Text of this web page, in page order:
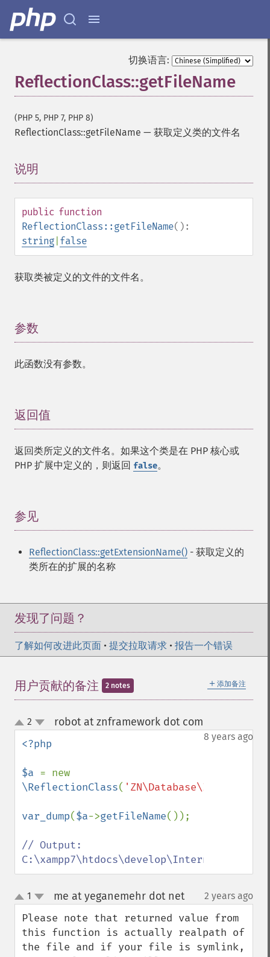
切换语言:
ReflectionClass::getFileName
(PHP 5, PHP 7, PHP 8)
ReflectionClass::getFileName — 获取定义类的文件名
说明
public function
ReflectionClass::getFileName():
string false
获取类被定义的文件的文件名。
参数
此函数没有参数。
返回值
返回类所定义的文件名。如果这个类是在 PHP 核心或
PHP 扩展中定义的，则返回 false。
参见
ReflectionClass::getExtensionName() - 获取定义的
类所在的扩展的名称
发现了问题？
了解如何改进此页面 • 提交拉取请求 • 报告一个错误
＋ 添加备注
用户贡献的备注 2 notes
up
down
2 robot at znframework dot com
8 years ago
<?php
$a
\ReflectionClass( 'ZN\Database\InternalDB'
var_dump($a->getFileName());
// Output:
up
down
1 me at yeganemehr dot net¶ 2 years ago
Please note that returned value from
this function is actually realpath of
the file and if your file is symlink,